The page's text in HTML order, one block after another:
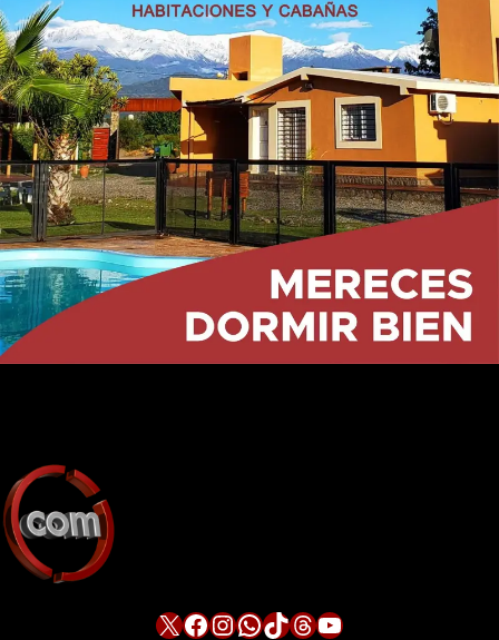
X Facebook InstagramWhatsApp TikTok Threads YouTube